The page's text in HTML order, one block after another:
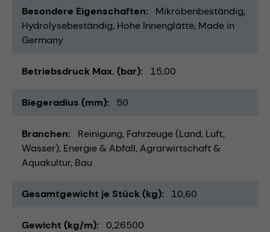
Besondere Eigenschaften
Mikrobenbeständig
Hydrolysebeständig Hohe Innenglätte Made in
Germany
Betriebsdruck Max. (bar) 15,00
Biegeradius (mm) 50
Branchen Reinigung Fahrzeuge (Land, Luft,
Wasser) Energie & Abfall Agrarwirtschaft &
Aquakultur Bau
Gesamtgewicht je Stück (kg) 10,60
Gewicht (kg/m) 0,26500